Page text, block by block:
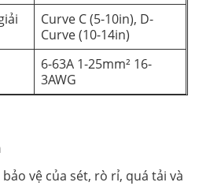
Curve C (5-10in), D-
Curve (10-14in)
6-63A 1-25mm² 16-
3AWG
vệ của sét, rò rỉ, quá tải và